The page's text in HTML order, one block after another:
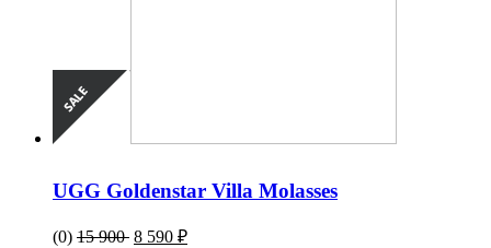
UGG Goldenstar Villa Molasses
(0) 15 900 8 590 ₽